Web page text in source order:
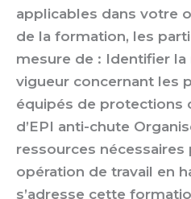
applicables dans votre
de la formation, les
mesure de : Identifier
vigueur concernant les
équipés de protections
d’EPI anti-chute
ressources nécessaires
opération de travail en
s’adresse cette